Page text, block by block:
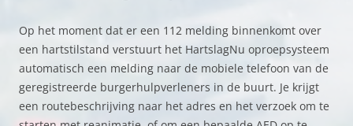
Op het moment dat er een 112 melding binnenkomt over
een hartstilstand verstuurt het HartslagNu oproepsysteem
automatisch een melding naar de mobiele telefoon van de
geregistreerde burgerhulpverleners in de buurt. Je krijgt
een routebeschrijving naar het adres en het verzoek om te